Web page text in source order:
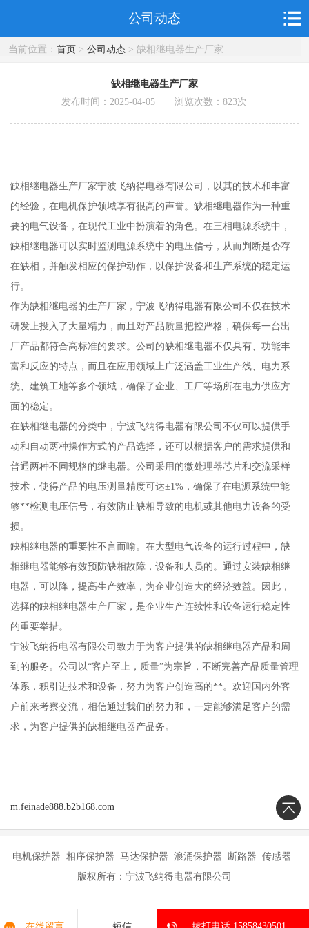
公司动态
当前位置： 首页> 公司动态> 缺相继电器生产厂家
缺相继电器生产厂家
发布时间：2025-04-05 浏览次数：823次
缺相继电器生产厂家宁波飞纳得电器有限公司，以其的技术和丰富
的经验，在电机保护领域享有很高的声誉。缺相继电器作为一种重
要的电气设备，在现代工业中扮演着的角色。在三相电源系统中，
缺相继电器可以实时监测电源系统中的电压信号，从而判断是否存
在缺相，并触发相应的保护动作，以保护设备和生产系统的稳定运
行。
作为缺相继电器的生产厂家，宁波飞纳得电器有限公司不仅在技术
研发上投入了大量精力，而且对产品质量把控严格，确保每一台出
厂产品都符合高标准的要求。公司的缺相继电器不仅具有、功能丰
富和反应的特点，而且在应用领域上广泛涵盖工业生产线、电力系
统、建筑工地等多个领域，确保了企业、工厂等场所在电力供应方
面的稳定。
在缺相继电器的分类中，宁波飞纳得电器有限公司不仅可以提供手
动和自动两种操作方式的产品选择，还可以根据客户的需求提供和
普通两种不同规格的继电器。公司采用的微处理器芯片和交流采样
技术，使得产品的电压测量精度可达±1%，确保了在电源系统中能
够**检测电压信号，有效防止缺相导致的电机或其他电力设备的受
损。
缺相继电器的重要性不言而喻。在大型电气设备的运行过程中，缺
相继电器能够有效预防缺相故障，设备和人员的。通过安装缺相继
电器，可以降，提高生产效率，为企业创造大的经济效益。因此，
选择的缺相继电器生产厂家，是企业生产连续性和设备运行稳定性
的重要举措。
宁波飞纳得电器有限公司致力于为客户提供的缺相继电器产品和周
到的服务。公司以“客户至上，质量”为宗旨，不断完善产品质量管理
体系，积引进技术和设备，努力为客户创造高的**。欢迎国内外客
户前来考察交流，相信通过我们的努力和，一定能够满足客户的需
求，为客户提供的缺相继电器产品务。
m.feinade888.b2b168.com
电机保护器 相序保护器 马达保护器 浪涌保护器 断路器 传感器
版权所有：宁波飞纳得电器有限公司